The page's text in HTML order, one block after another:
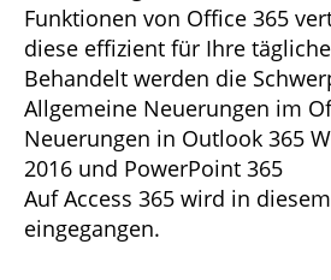
Funktionen von Office 365
diese effizient für Ihre
Behandelt werden die
Allgemeine Neuerungen im
Neuerungen in Outlook 365
2016 und PowerPoint 365
Auf Access 365 wird in
eingegangen.